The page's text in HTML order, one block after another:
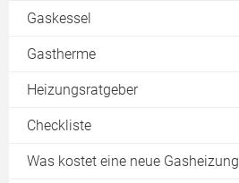
Brennwerttechnik
Lohnt Brennwert?
Auf Gas wechseln?
Gaskessel
Gasheizungen von Buderus
Gasheizungen von Viessmann
Gas-Brennwertkessel
Gastherme
Brennwerttherme
Kombitherme
Heizungsratgeber
Checkliste
Machbarkeit
Was kostet eine neue Gasheizung